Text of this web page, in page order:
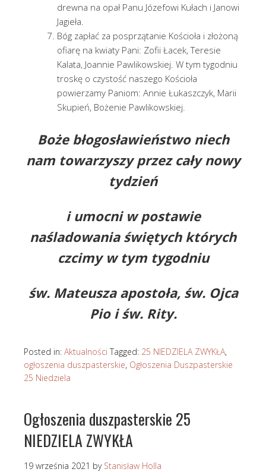
drewna na opał Panu Józefowi Kułach i Janowi
Jagieła.
Bóg zapłać za posprzątanie Kościoła i złożoną
ofiarę na kwiaty Pani: Zofii Łacek, Teresie
Kalata, Joannie Pawlikowskiej. W tym tygodniu
troskę o czystość naszego Kościoła
powierzamy Paniom: Annie Łukaszczyk, Marii
Skupień, Bożenie Pawlikowskiej.
Boże błogosławieństwo niech
nam towarzyszy przez cały nowy
tydzień
i umocni w postawie
naśladowania świętych których
czcimy w tym tygodniu
św. Mateusza apostoła, św. Ojca
Pio i św. Rity.
Posted in: Aktualności Tagged: 25 NIEDZIELA ZWYKŁA,
ogłoszenia duszpasterskie, Ogłoszenia Duszpasterskie
25 Niedziela
Ogłoszenia duszpasterskie 25
NIEDZIELA ZWYKŁA
19 września 2021 by Stanisław Holla